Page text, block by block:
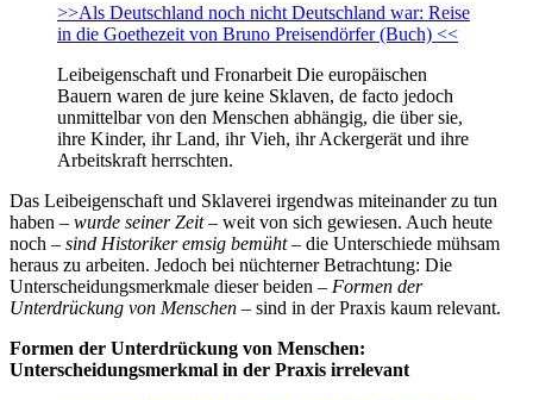
>>Als Deutschland noch nicht Deutschland war: Reise
in die Goethezeit von Bruno Preisendörfer (Buch) <<
Leibeigenschaft und Fronarbeit Die europäischen
Bauern waren de jure keine Sklaven, de facto jedoch
unmittelbar von den Menschen abhängig, die über sie,
ihre Kinder, ihr Land, ihr Vieh, ihr Ackergerät und ihre
Arbeitskraft herrschten.
Das Leibeigenschaft und Sklaverei irgendwas miteinander zu tun
haben – wurde seiner Zeit– weit von sich gewiesen. Auch heute
noch – sind Historiker emsig bemüht– die Unterschiede mühsam
heraus zu arbeiten. Jedoch bei nüchterner Betrachtung: Die
Unterscheidungsmerkmale dieser beiden – Formen der
Unterdrückung von Menschen – sind in der Praxis kaum relevant.
Formen der Unterdrückung von Menschen:
Unterscheidungsmerkmal in der Praxis irrelevant